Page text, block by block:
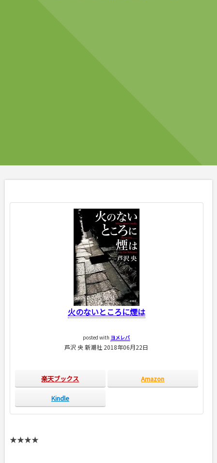
火のないところに煙は
posted with ヨメレバ
芦沢 央 新潮社 2018年06月22日
楽天ブックス Amazon
Kindle
★★★★